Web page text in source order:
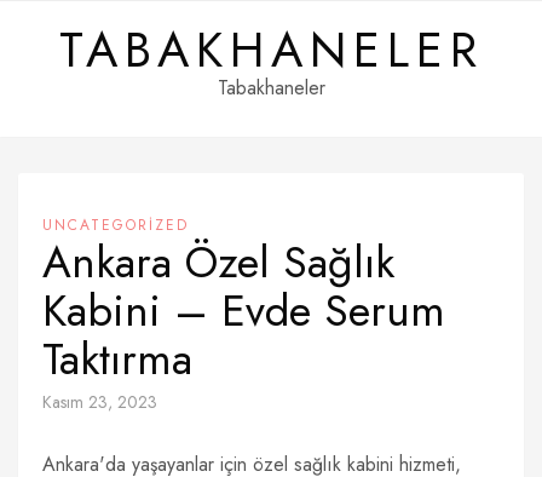
TABAKHANELER
Tabakhaneler
UNCATEGORIZED
Ankara Özel Sağlık
Kabini – Evde Serum
Taktırma
Kasım 23, 2023
Ankara'da yaşayanlar için özel sağlık kabini hizmeti,